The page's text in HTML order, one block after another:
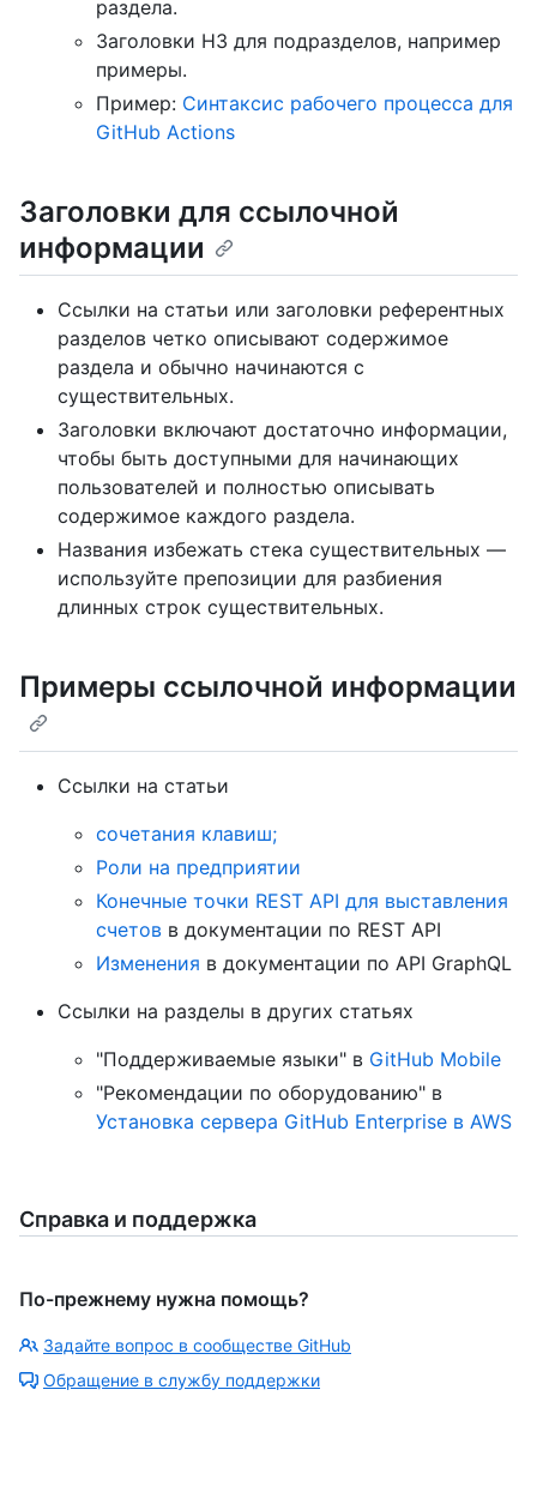
раздела.
Заголовки H3 для подразделов, например
примеры.
Пример: Синтаксис рабочего процесса для
GitHub Actions
Заголовки для ссылочной
информации
Ссылки на статьи или заголовки референтных
разделов четко описывают содержимое
раздела и обычно начинаются с
существительных.
Заголовки включают достаточно информации,
чтобы быть доступными для начинающих
пользователей и полностью описывать
содержимое каждого раздела.
Названия избежать стека существительных —
используйте препозиции для разбиения
длинных строк существительных.
Примеры ссылочной информации
Ссылки на статьи
сочетания клавиш;
Роли на предприятии
Конечные точки REST API для выставления
счетов в документации по REST API
Изменения в документации по API GraphQL
Ссылки на разделы в других статьях
"Поддерживаемые языки" в GitHub Mobile
"Рекомендации по оборудованию" в
Установка сервера GitHub Enterprise в AWS
Справка и поддержка
По-прежнему нужна помощь?
Задайте вопрос в сообществе GitHub
Обращение в службу поддержки